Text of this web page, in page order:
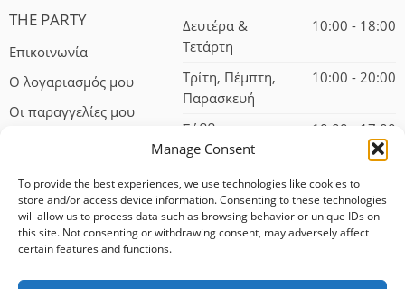
Manage Consent
To provide the best experiences, we use technologies like cookies to
store and/or access device information. Consenting to these technologies
will allow us to process data such as browsing behavior or unique IDs on
this site. Not consenting or withdrawing consent, may adversely affect
certain features and functions.
THE PARTY
Επικοινωνία
Ο λογαριασμός μου
Οι παραγγελίες μου
Δευτέρα &
Τετάρτη
10:00 - 18:00
Τρίτη, Πέμπτη,
Παρασκευή
10:00 - 20:00
Σάββατο 10:00 - 17:00